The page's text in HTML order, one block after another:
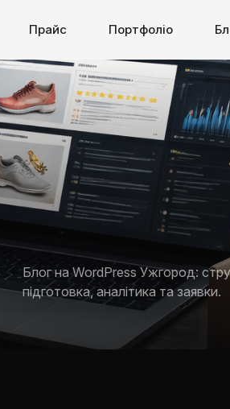
Прайс Портфоліо
Блог на WordPress Ужгород:
підготовка, аналітика та заявки.